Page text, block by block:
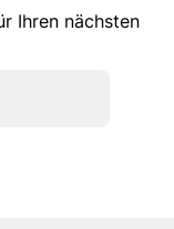
Ihren nächsten